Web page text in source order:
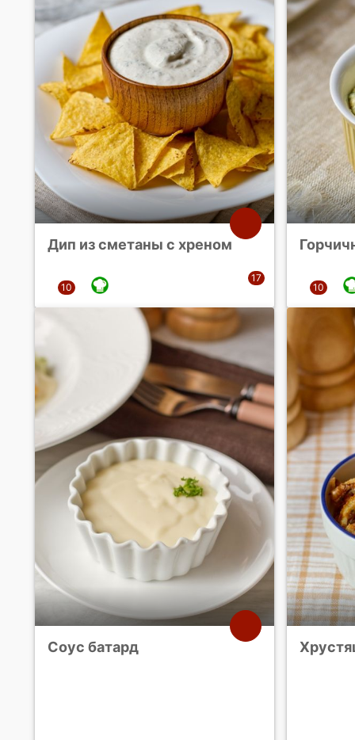
Дип из сметаны с хреном
Соус батард